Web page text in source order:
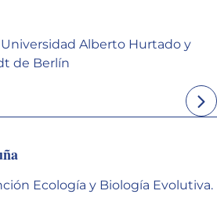
Alberto Hurtado y
de Berlín
Ecología y Biología Evolutiva.